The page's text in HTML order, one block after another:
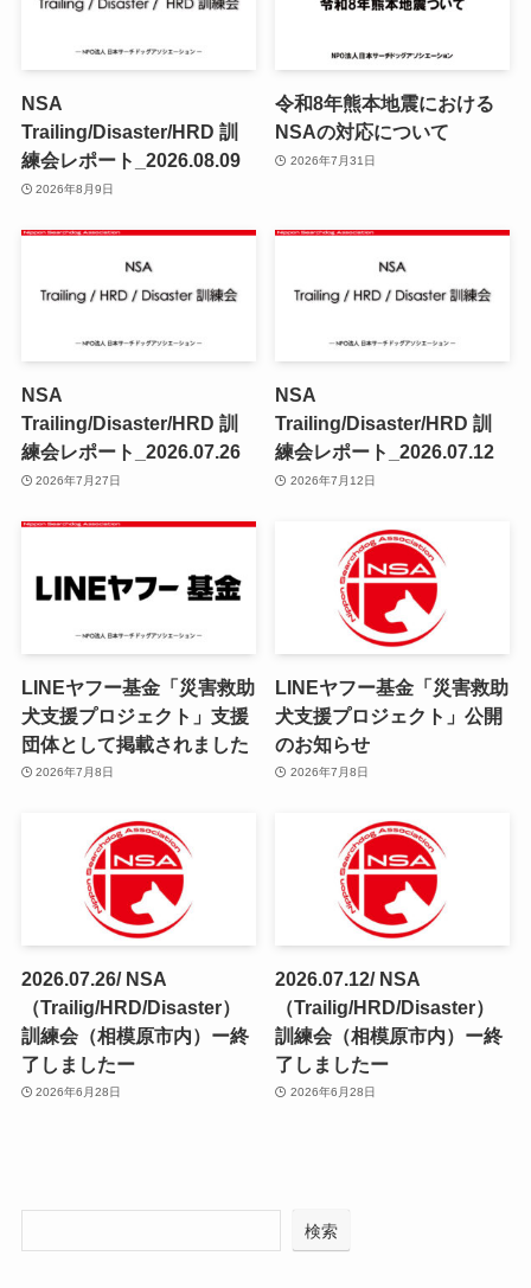
NSA
Trailing/Disaster/HRD 訓
練会レポート_2026.08.09
2026年8月9日
令和8年熊本地震における
NSAの対応について
2026年7月31日
NSA
Trailing/Disaster/HRD 訓
練会レポート_2026.07.26
2026年7月27日
NSA
Trailing/Disaster/HRD 訓
練会レポート_2026.07.12
2026年7月12日
LINEヤフー基金「災害救助
犬支援プロジェクト」支援
団体として掲載されました
2026年7月8日
LINEヤフー基金「災害救助
犬支援プロジェクト」公開
のお知らせ
2026年7月8日
2026.07.26/ NSA
（Trailig/HRD/Disaster）
訓練会（相模原市内）ー終
了しましたー
2026年6月28日
2026.07.12/ NSA
（Trailig/HRD/Disaster）
訓練会（相模原市内）ー終
了しましたー
2026年6月28日
検索